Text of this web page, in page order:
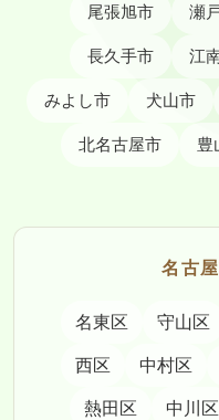
尾張旭市 瀬
長久手市 江
みよし市 犬山市
北名古屋市 豊
名古
名東区 守山区
西区 中村区
熱田区 中川区